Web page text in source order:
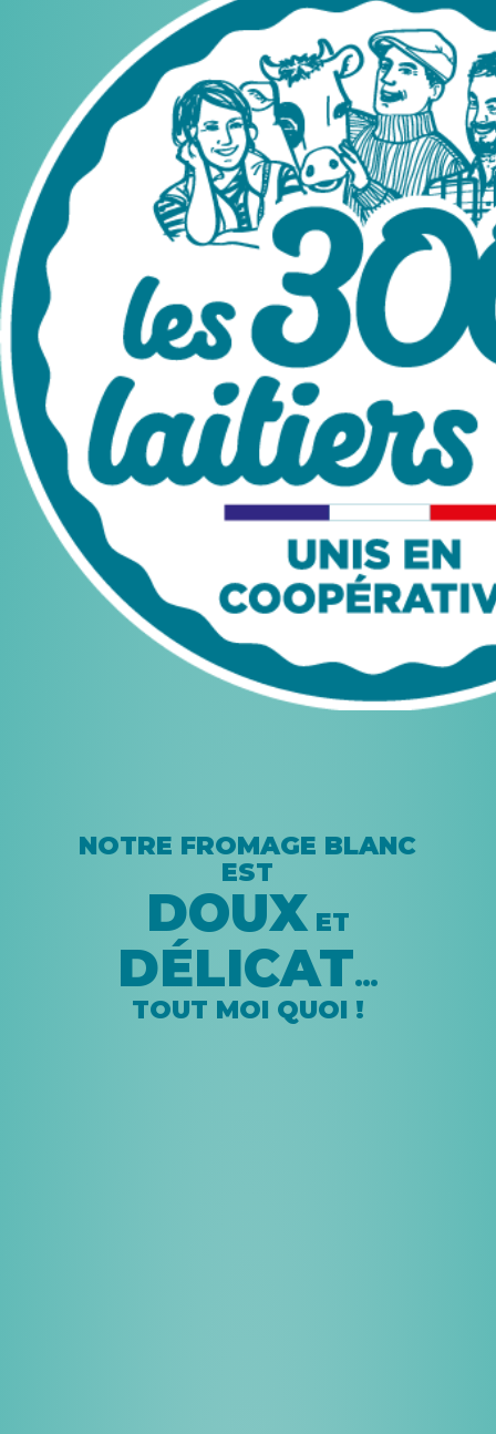
NOTRE FROMAGE BLANC
EST
DOUXET
DÉLICAT…
TOUT MOI QUOI !